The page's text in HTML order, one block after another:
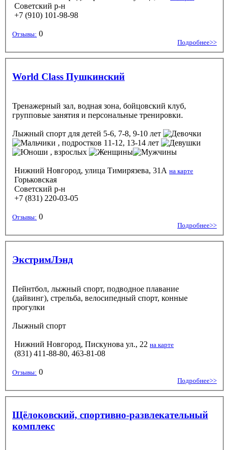
Советский р-н
+7 (910) 101-98-98
Отзывы: 0
Подробнее>>
World Class Пушкинский
Тренажерный зал, водная зона, бойцовский клуб,
групповые занятия и персональные тренировки.
Лыжный спорт для детей 5-6, 7-8, 9-10 лет
, подростков 11-12, 13-14 лет
, взрослых
Нижний Новгород, улица Тимирязева, 31А на карте
Горьковская
Советский р-н
+7 (831) 220-03-05
Отзывы: 0
Подробнее>>
ЭкстримЛэнд
Пейнтбол, лыжный спорт, подводное плавание
(дайвинг), стрельба, велосипедный спорт, конные
прогулки
Лыжный спорт
Нижний Новгород, Пискунова ул., 22 на карте
(831) 411-88-80, 463-81-08
Отзывы: 0
Подробнее>>
Щёлоковский, спортивно-развлекательный
комплекс